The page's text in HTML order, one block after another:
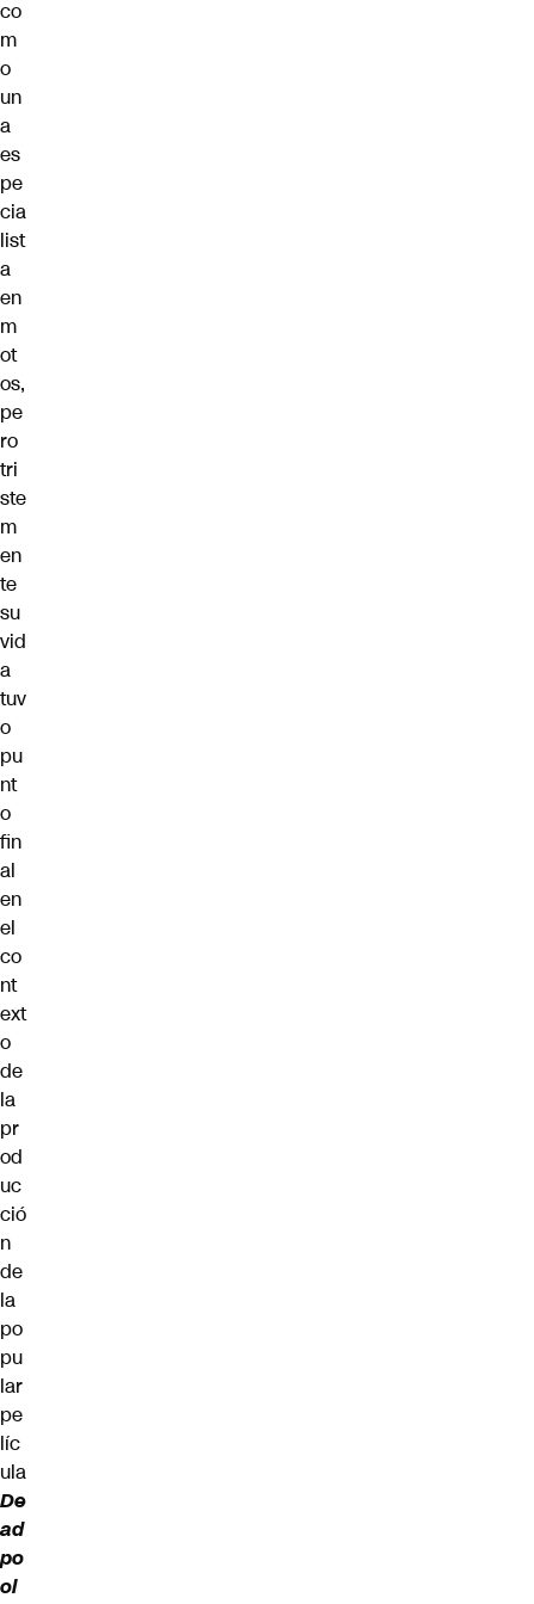
co
m
o
un
a
es
pe
cia
list
a
en
m
ot
os,
pe
ro
tri
ste
m
en
te
su
vid
a
tuv
o
pu
nt
o
fin
al
en
el
co
nt
ext
o
de
la
pr
od
uc
ció
n
de
la
po
pu
lar
pe
líc
ula
De
ad
po
ol